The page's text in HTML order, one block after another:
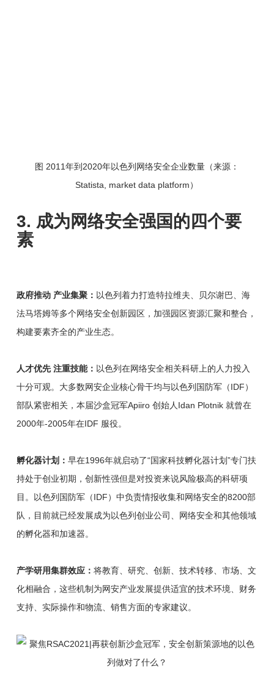
图 2011年到2020年以色列网络安全企业数量（来源：
Statista, market data platform）
3. 成为网络安全强国的四个要
素
政府推动 产业集聚： 以色列着力打造特拉维夫、贝尔谢巴、海
法马塔姆等多个网络安全创新园区，加强园区资源汇聚和整合，
构建要素齐全的产业生态。
人才优先 注重技能： 以色列在网络安全相关科研上的人力投入
十分可观。大多数网安企业核心骨干均与以色列国防军（IDF）
部队紧密相关，本届沙盒冠军Apiiro 创始人Idan Plotnik 就曾在
2000年-2005年在IDF 服役。
孵化器计划： 早在1996年就启动了“国家科技孵化器计划”专门扶
持处于创业初期，创新性强但是对投资来说风险极高的科研项
目。以色列国防军（IDF）中负责情报收集和网络安全的8200部
队，目前就已经发展成为以色列创业公司、网络安全和其他领域
的孵化器和加速器。
产学研用集群效应： 将教育、研究、创新、技术转移、市场、文
化相融合，这些机制为网安产业发展提供适宜的技术环境、财务
支持、实际操作和物流、销售方面的专家建议。